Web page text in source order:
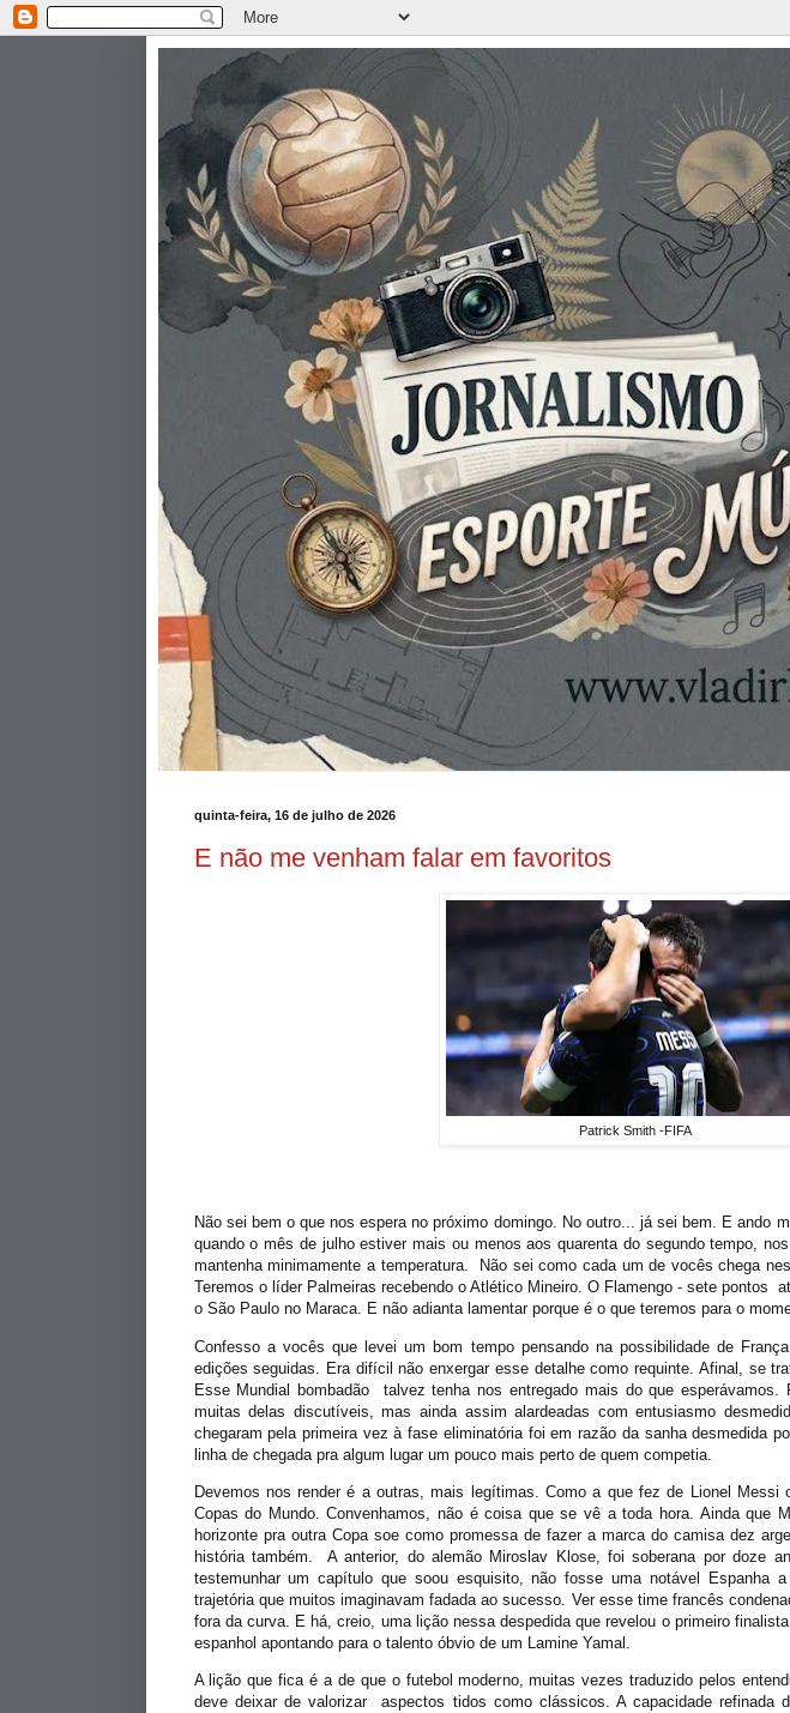
quinta-feira, 16 de julho de 2026
E não me venham falar em favoritos
Patrick Smith -FIFA
Não sei bem o que nos espera no próximo domingo. No outro... já sei bem. E ando
quando o mês de julho estiver mais ou menos aos quarenta do segundo tempo,
mantenha minimamente a temperatura. Não sei como cada um de vocês chega
Teremos o líder Palmeiras recebendo o Atlético Mineiro. O Flamengo - sete pontos
o São Paulo no Maraca. E não adianta lamentar porque é o que teremos para o
Confesso a vocês que levei um bom tempo pensando na possibilidade de
edições seguidas. Era difícil não enxergar esse detalhecomo requinte. Afinal, se
Esse Mundial bombadão talvez tenha nos entregado mais do que esperávamos.
muitas delas discutíveis, mas ainda assimalardeadas com entusiasmo
chegaram pela primeira vez à fase eliminatória foi em razão da sanha desmedida
linha de chegada pra algum lugar um pouco mais perto de quem competia.
Devemos nos render é a outras, mais legítimas. Como a que fez de Lionel Messi
Copas do Mundo. Convenhamos, não é coisa que se vê a toda hora. Ainda que
horizonte pra outra Copa soe como promessa de fazer a marca do camisa dez
história também. A anterior, do alemão Miroslav Klose, foi soberana por doze
testemunhar um capítulo que soou esquisito, não fosse uma notável Espanha
trajetória que muitos imaginavam fadada ao sucesso. Ver esse time francês
fora da curva.
E há, creio, uma lição nessa despedida que revelou o primeiro
espanhol apontando para o talento óbvio de um Lamine Yamal.
A lição que fica é a de que o futebol moderno, muitas vezes traduzido pelos
deve deixar de valorizar aspectos tidos como clássicos. A capacidade refinada